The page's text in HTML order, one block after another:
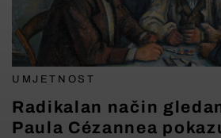
UMJETNOST
Radikalan način
Paula Cézannea